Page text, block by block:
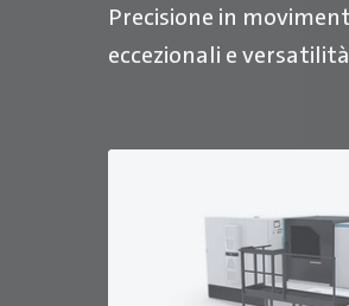
Precisione in
eccezionali e